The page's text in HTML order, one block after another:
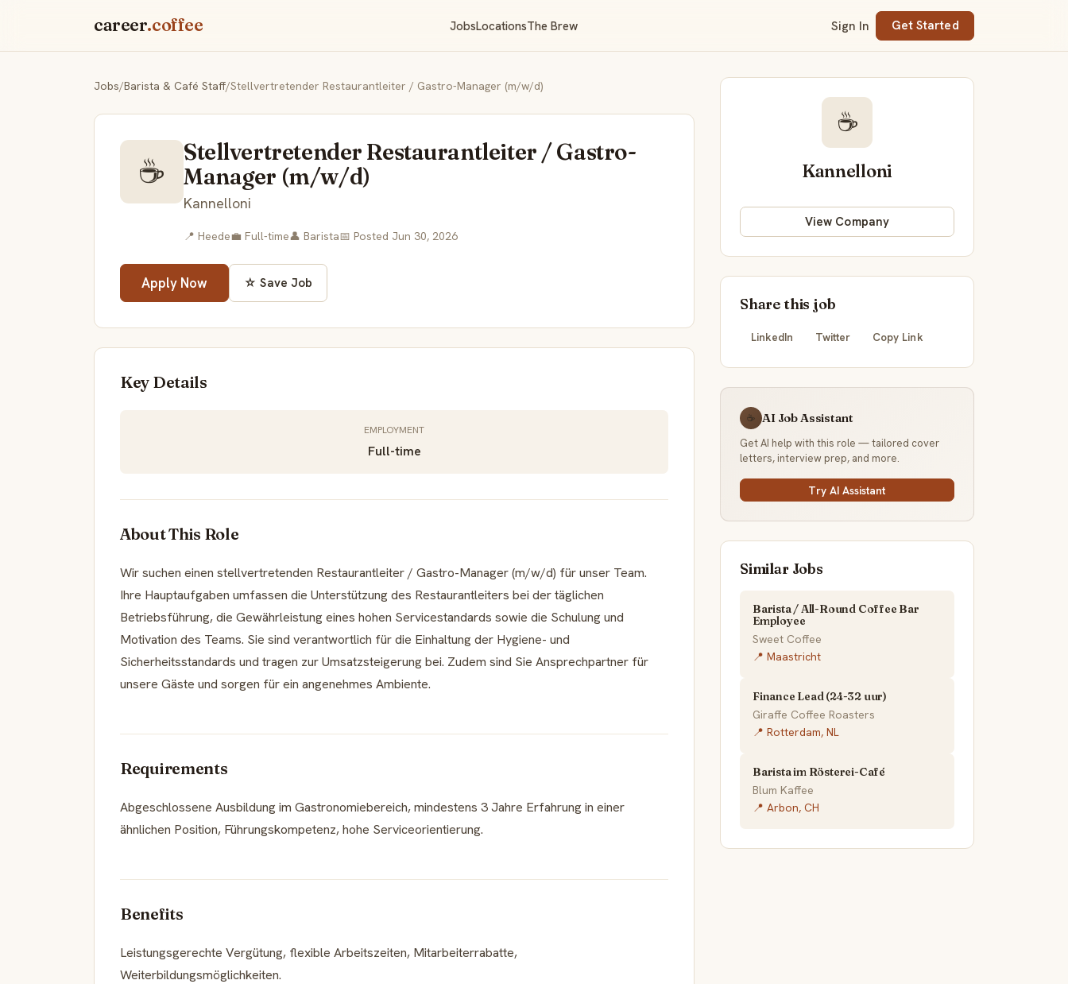
career.coffee JobsLocationsThe Brew Sign In Get Started
Jobs/Barista & Café Staff/Stellvertretender Restaurantleiter / Gastro-Manager (m/w/d)
☕
Stellvertretender Restaurantleiter / Gastro-
Manager (m/w/d)
Kannelloni
📍 Heede💼 Full-time👤 Barista📅 Posted Jun 30, 2026
Apply Now ☆ Save Job
Key Details
EMPLOYMENT
Full-time
About This Role
Wir suchen einen stellvertretenden Restaurantleiter / Gastro-Manager (m/w/d) für unser Team.
Ihre Hauptaufgaben umfassen die Unterstützung des Restaurantleiters bei der täglichen
Betriebsführung, die Gewährleistung eines hohen Servicestandards sowie die Schulung und
Motivation des Teams. Sie sind verantwortlich für die Einhaltung der Hygiene- und
Sicherheitsstandards und tragen zur Umsatzsteigerung bei. Zudem sind Sie Ansprechpartner für
unsere Gäste und sorgen für ein angenehmes Ambiente.
Requirements
Abgeschlossene Ausbildung im Gastronomiebereich, mindestens 3 Jahre Erfahrung in einer
ähnlichen Position, Führungskompetenz, hohe Serviceorientierung.
Benefits
Leistungsgerechte Vergütung, flexible Arbeitszeiten, Mitarbeiterrabatte,
Weiterbildungsmöglichkeiten.
☕
Kannelloni
View Company
Share this job
LinkedIn Twitter Copy Link
☕ AI Job Assistant
Get AI help with this role — tailored cover
letters, interview prep, and more.
Try AI Assistant
Similar Jobs
Barista / All-Round Coffee Bar
Employee
Sweet Coffee
📍 Maastricht
Finance Lead (24-32 uur)
Giraffe Coffee Roasters
📍 Rotterdam, NL
Barista im Rösterei-Café
Blum Kaffee
📍 Arbon, CH